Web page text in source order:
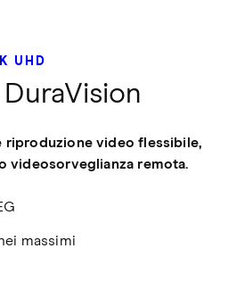
UHD
DuraVision
riproduzione video flessibile,
videosorveglianza remota.
massimi